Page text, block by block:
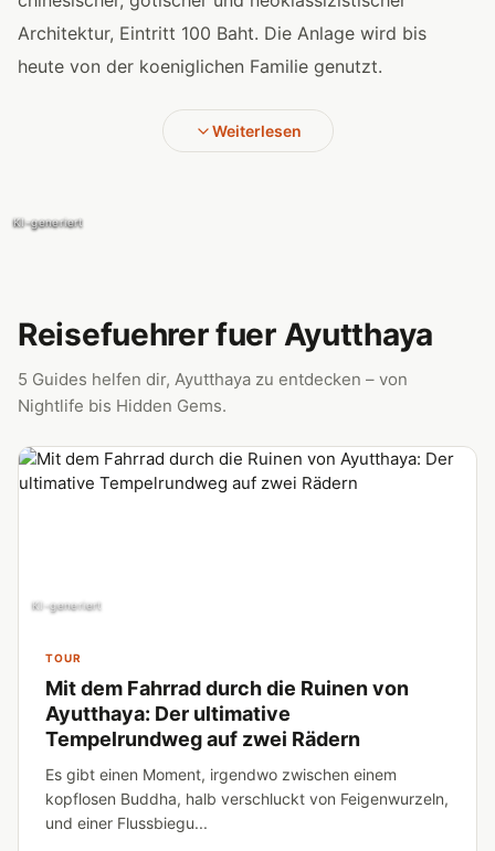
KI-generiert
KI-generiert
Architektur, Eintritt 100 Baht. Die Anlage wird bis
heute von der koeniglichen Familie genutzt.
Weiterlesen
Reisefuehrer fuer Ayutthaya
5 Guides helfen dir, Ayutthaya zu entdecken – von
Nightlife bis Hidden Gems.
KI-generiert
TOUR
Mit dem Fahrrad durch die Ruinen von
Ayutthaya: Der ultimative
Tempelrundweg auf zwei Rädern
Es gibt einen Moment, irgendwo zwischen einem
kopflosen Buddha, halb verschluckt von Feigenwurzeln,
und einer Flussbiegu...